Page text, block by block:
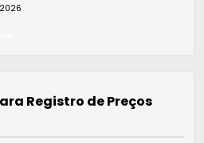
Registro de Preços